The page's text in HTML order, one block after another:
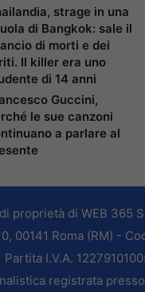
strage in una
di Bangkok: sale il
di morti e dei
Il killer era uno
di 14 anni
Guccini,
le sue canzoni
a parlare al
proprietà di WEB 365
00141 Roma (RM) -
Partita I.V.A.
registrata